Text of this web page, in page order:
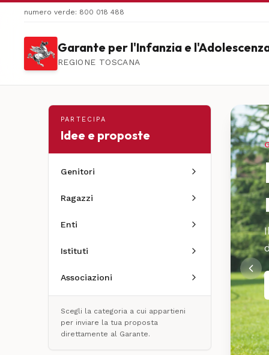
numero verde: 800 018 488
Garante per l'Infanzia e
REGIONE TOSCANA
PARTECIPA
Idee e proposte
Genitori
Ragazzi
Enti
Istituti
Associazioni
Scegli la categoria a cui appartieni
per inviare la tua proposta
direttamente al Garante.